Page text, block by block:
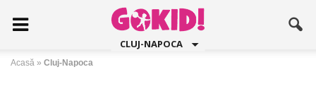
CLUJ-NAPOCA
Acasă » Cluj-Napoca